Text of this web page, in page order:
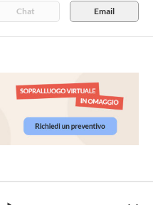
Chat Email